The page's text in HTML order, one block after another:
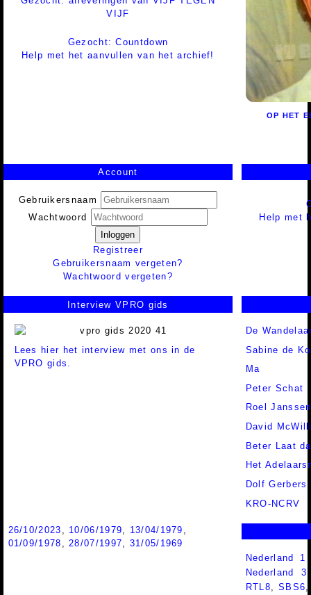
VIJF
Gezocht: Countdown
Help met het aanvullen van het archief!
OP HET
Account
Gebruikersnaam
Wachtwoord
Inloggen
Registreer
Gebruikersnaam vergeten?
Wachtwoord vergeten?
Help met
Interview VPRO gids
Lees hier het interview met ons in de
VPRO gids.
De
Sabine de
Ma
Peter Schat
Roel Janssen
David
Beter Laat
Het
Dolf Gerbers
KRO-NCRV
26/10/2023 10/06/1979 13/04/1979
01/09/1978
28/07/1997
31/05/1969
Nederland
Nederland
RTL8,SBS6